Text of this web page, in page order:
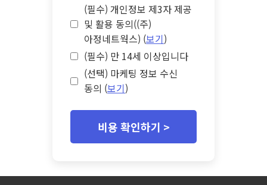
(필수) 개인정보 제3자 제공
및 활용 동의((주)
아정네트웍스) (보기)
(필수) 만 14세 이상입니다
(선택) 마케팅 정보 수신
동의 (보기)
비용 확인하기 >